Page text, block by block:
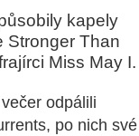
kapely
Stronger Than
Miss May I.
odpálili
po nich své